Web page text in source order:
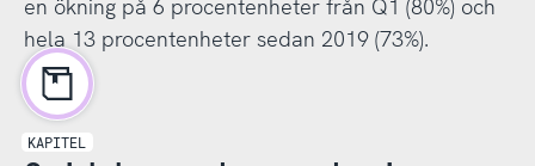
en ökning på 6 procentenheter från Q1 (80%) och
hela 13 procentenheter sedan 2019 (73%).
KAPITEL